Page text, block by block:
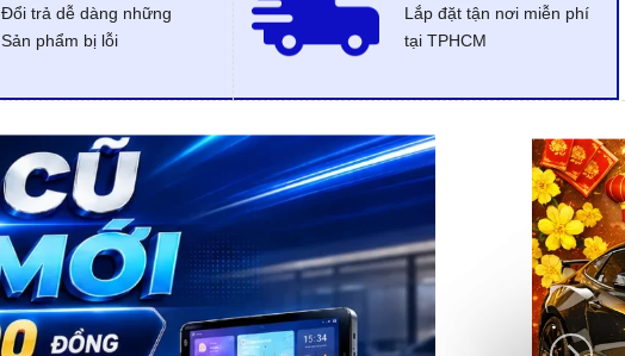
Đổi trả dễ dàng những
Sản phẩm bị lỗi
Lắp đặt tận nơi miễn phí
tại TPHCM